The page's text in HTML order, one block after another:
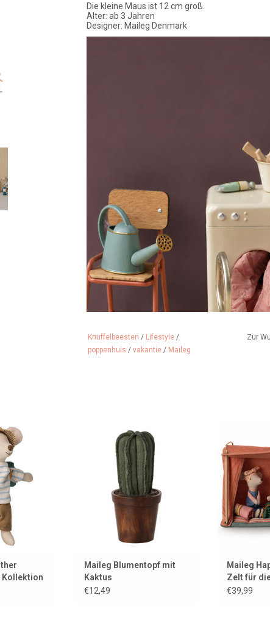
Die kleine Maus ist 12 cm groß.
Alter: ab 3 Jahren
Designer: Maileg Denmark
Knuffelbeesten / Lifestyle /
poppenhuis / vakantie / Maileg
Zur
von Maileg
und die
ihren
Maus hat
in den
HINZUFÜGEN
Kollektion
das Puppenhaus oder
Mäusehaus
ZUM WARENKORB HINZUFÜGEN
Maileg Blumentopf mit
Kaktus
€12,49
ZUM
Maileg
Zelt für
€39,99